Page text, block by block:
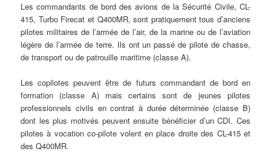
Les commandants de bord des avions de la Sécurité Civile, CL-
415, Turbo Firecat et Q400MR, sont pratiquement tous d’anciens
pilotes militaires de l’armée de l’air, de la marine ou de l’aviation
légère de l’armée de terre. Ils ont un passé de pilote de chasse,
de transport ou de patrouille maritime (classe A).
Les copilotes peuvent être de futurs commandant de bord en
formation (classe A) mais certains sont de jeunes pilotes
professionnels civils en contrat à durée déterminée (classe B)
dont les plus motivés peuvent ensuite bénéficier d’un CDI. Ces
pilotes à vocation co-pilote volent en place droite des CL-415 et
des Q400MR.